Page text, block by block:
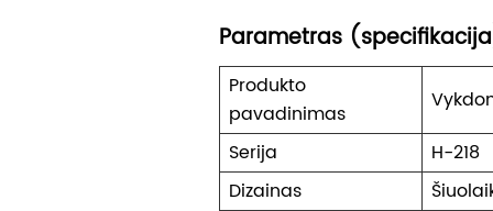
Parametras
Produkto
pavadinimas
Serija
H-218
Dizainas